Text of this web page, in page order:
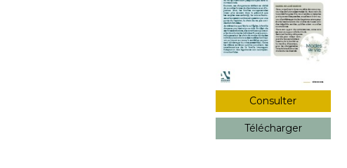
Consulter
Télécharger